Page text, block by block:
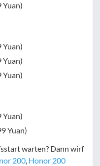
Yuan)
Yuan)
Yuan)
Yuan)
Yuan)
Yuan)
warten? Dann wirf
200, Honor 200